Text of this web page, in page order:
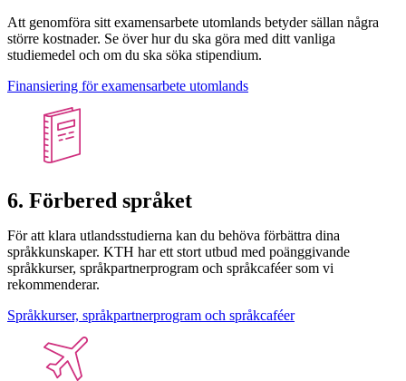
Att genomföra sitt examensarbete utomlands betyder sällan några
större kostnader. Se över hur du ska göra med ditt vanliga
studiemedel och om du ska söka stipendium.
Finansiering för examensarbete utomlands
6. Förbered språket
För att klara utlandsstudierna kan du behöva förbättra dina
språkkunskaper. KTH har ett stort utbud med poänggivande
språkkurser, språkpartnerprogram och språkcaféer som vi
rekommenderar.
Språkkurser, språkpartnerprogram och språkcaféer